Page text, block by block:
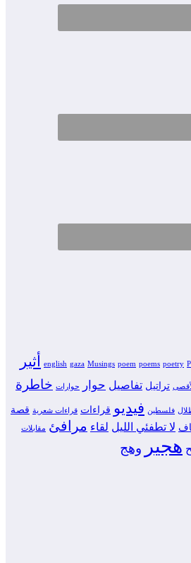
english gaza Musings poem poems poetry أثير
تراتيل تفاصيل حوار حوارات خاطرة
فلسطين فيديو قراءات قراءات شعرية قصة
لا تطفئي الليل لقاء مرافئ مقابلات
هجير وهج